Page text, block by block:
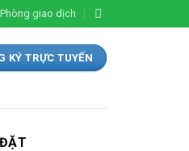
Phòng giao dịch
KÝ TRỰC TUYẾN